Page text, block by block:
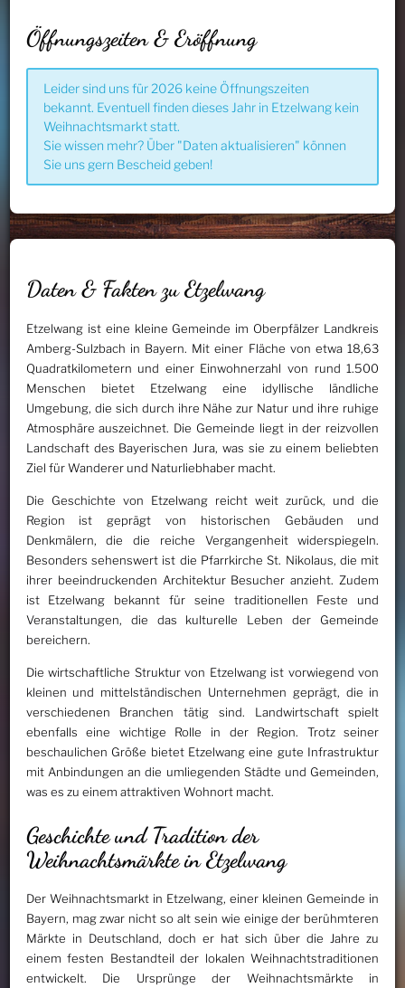
Öffnungszeiten & Eröffnung
Leider sind uns für 2026 keine Öffnungszeiten
bekannt. Eventuell finden dieses Jahr in Etzelwang kein
Weihnachtsmarkt statt.
Sie wissen mehr? Über "Daten aktualisieren" können
Sie uns gern Bescheid geben!
Daten & Fakten zu Etzelwang
Etzelwang ist eine kleine Gemeinde im Oberpfälzer Landkreis
Amberg-Sulzbach in Bayern. Mit einer Fläche von etwa 18,63
Quadratkilometern und einer Einwohnerzahl von rund 1.500
Menschen bietet Etzelwang eine idyllische ländliche
Umgebung, die sich durch ihre Nähe zur Natur und ihre ruhige
Atmosphäre auszeichnet. Die Gemeinde liegt in der reizvollen
Landschaft des Bayerischen Jura, was sie zu einem beliebten
Ziel für Wanderer und Naturliebhaber macht.
Die Geschichte von Etzelwang reicht weit zurück, und die
Region ist geprägt von historischen Gebäuden und
Denkmälern, die die reiche Vergangenheit widerspiegeln.
Besonders sehenswert ist die Pfarrkirche St. Nikolaus, die mit
ihrer beeindruckenden Architektur Besucher anzieht. Zudem
ist Etzelwang bekannt für seine traditionellen Feste und
Veranstaltungen, die das kulturelle Leben der Gemeinde
bereichern.
Die wirtschaftliche Struktur von Etzelwang ist vorwiegend von
kleinen und mittelständischen Unternehmen geprägt, die in
verschiedenen Branchen tätig sind. Landwirtschaft spielt
ebenfalls eine wichtige Rolle in der Region. Trotz seiner
beschaulichen Größe bietet Etzelwang eine gute Infrastruktur
mit Anbindungen an die umliegenden Städte und Gemeinden,
was es zu einem attraktiven Wohnort macht.
Geschichte und Tradition der
Weihnachtsmärkte in Etzelwang
Der Weihnachtsmarkt in Etzelwang, einer kleinen Gemeinde in
Bayern, mag zwar nicht so alt sein wie einige der berühmteren
Märkte in Deutschland, doch er hat sich über die Jahre zu
einem festen Bestandteil der lokalen Weihnachtstraditionen
entwickelt. Die Ursprünge der Weihnachtsmärkte in